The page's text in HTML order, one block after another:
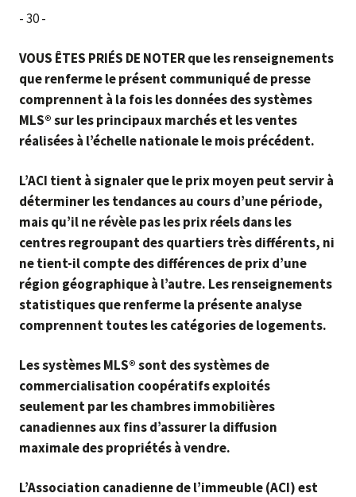
- 30 -
VOUS ÊTES PRIÉS DE NOTERque les renseignements
que renferme le présent communiqué de presse
comprennent à la fois les données des systèmes
MLS® sur les principaux marchés et les ventes
réalisées à l’échelle nationale le mois précédent.
L’ACI tient à signaler que le prix moyen peut servir à
déterminer les tendances au cours d’une période,
mais qu’il ne révèle pas les prix réels dans les
centres regroupant des quartiers très différents, ni
ne tient-il compte des différences de prix d’une
région géographique à l’autre. Les renseignements
statistiques que renferme la présente analyse
comprennent toutes les catégories de logements.
Les systèmes MLS® sont des systèmes de
commercialisation coopératifs exploités
seulement par les chambres immobilières
canadiennes aux fins d’assurer la diffusion
maximale des propriétés à vendre.
L’Association canadienne de l’immeuble (ACI) est